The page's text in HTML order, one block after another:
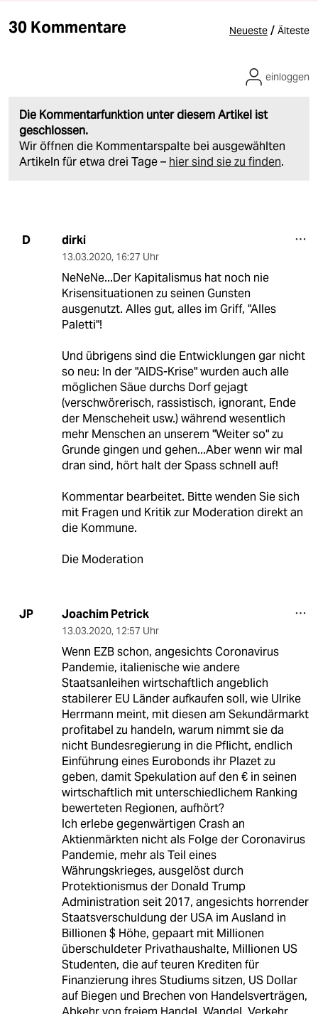
30 Kommentare Neueste / Älteste
Die Kommentarfunktion unter diesem Artikel ist
geschlossen.
Wir öffnen die Kommentarspalte bei ausgewählten
Artikeln für etwa drei Tage – hier sind sie zu finden.
einloggen
D dirki
13.03.2020, 16:27 Uhr
NeNeNe...Der Kapitalismus hat noch nie
Krisensituationen zu seinen Gunsten
ausgenutzt. Alles gut, alles im Griff, "Alles
Paletti"!
Und übrigens sind die Entwicklungen gar nicht
so neu: In der "AIDS-Krise" wurden auch alle
möglichen Säue durchs Dorf gejagt
(verschwörerisch, rassistisch, ignorant, Ende
der Menscheheit usw.) während wesentlich
mehr Menschen an unserem "Weiter so" zu
Grunde gingen und gehen...Aber wenn wir mal
dran sind, hört halt der Spass schnell auf!
Kommentar bearbeitet. Bitte wenden Sie sich
mit Fragen und Kritik zur Moderation direkt an
die Kommune.
Die Moderation
JP Joachim Petrick
13.03.2020, 12:57 Uhr
Wenn EZB schon, angesichts Coronavirus
Pandemie, italienische wie andere
Staatsanleihen wirtschaftlich angeblich
stabilerer EU Länder aufkaufen soll, wie Ulrike
Herrmann meint, mit diesen am Sekundärmarkt
profitabel zu handeln, warum nimmt sie da
nicht Bundesregierung in die Pflicht, endlich
Einführung eines Eurobonds ihr Plazet zu
geben, damit Spekulation auf den € in seinen
wirtschaftlich mit unterschiedlichem Ranking
bewerteten Regionen, aufhört?
Ich erlebe gegenwärtigen Crash an
Aktienmärkten nicht als Folge der Coronavirus
Pandemie, mehr als Teil eines
Währungskrieges, ausgelöst durch
Protektionismus der Donald Trump
Administration seit 2017, angesichts horrender
Staatsverschuldung der USA im Ausland in
Billionen $ Höhe, gepaart mit Millionen
überschuldeter Privathaushalte, Millionen US
Studenten, die auf teuren Krediten für
Finanzierung ihres Studiums sitzen, US Dollar
auf Biegen und Brechen von Handelsverträgen,